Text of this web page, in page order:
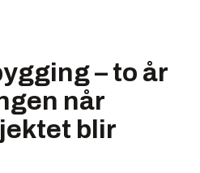
– to år
når
blir